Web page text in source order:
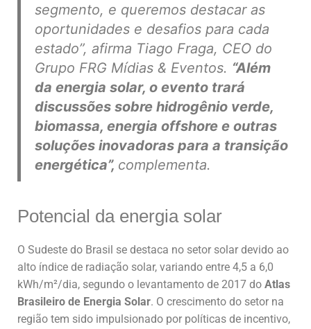
segmento, e queremos destacar as
oportunidades e desafios para cada
estado”, afirma Tiago Fraga, CEO do
Grupo FRG Mídias & Eventos. “Além
da energia solar, o evento trará
discussões sobre hidrogênio verde,
biomassa, energia offshore e outras
soluções inovadoras para a transição
energética”, complementa.
Potencial da energia solar
O Sudeste do Brasil se destaca no setor solar devido ao
alto índice de radiação solar, variando entre 4,5 a 6,0
kWh/m²/dia, segundo o levantamento de 2017 do Atlas
Brasileiro de Energia Solar. O crescimento do setor na
região tem sido impulsionado por políticas de incentivo,